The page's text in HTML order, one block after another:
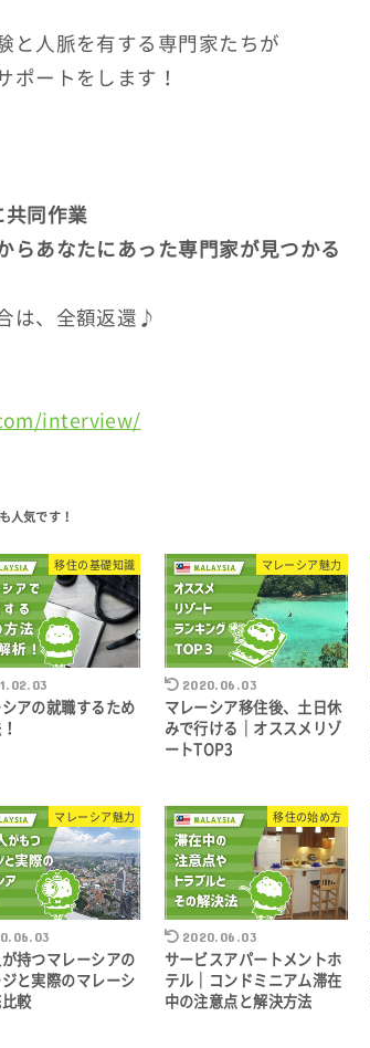
と人脈を有する専門家たちが
ポートをします！
共同作業
らあなたにあった専門家が見つかる
は、全額返還♪
interview/
移住の基礎知識
アの就職するため
マレーシア魅力
2020.06.03
マレーシア移住後、土日休
みで行ける｜オススメリゾ
ートTOP3
マレーシア魅力
持つマレーシアの
と実際のマレーシ
較
移住の始め方
2020.06.03
サービスアパートメントホ
テル｜コンドミニアム滞在
中の注意点と解決方法